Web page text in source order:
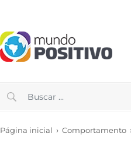
Página inicial › Comportamento